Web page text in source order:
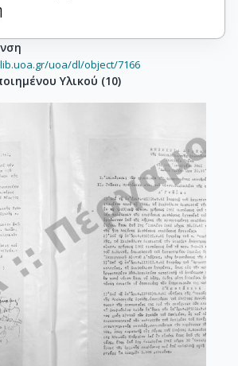
uoa/dl/object/7166
Υλικού (10)